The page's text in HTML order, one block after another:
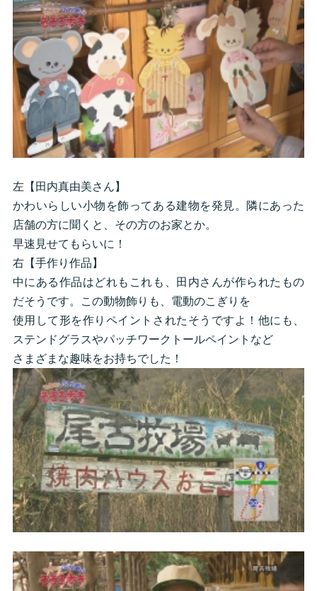
左【田内真由美さん】
かわいらしい小物を飾ってある建物を発見。隣にあった
店舗の方に聞くと、その方のお家とか。
早速見せてもらいに！
右【手作り作品】
中にある作品はどれもこれも、田内さんが作られたもの
だそうです。この動物飾りも、電動のこぎりを
使用して形を作りペイントされたそうですよ！他にも、
ステンドグラスやパッチワークトールペイントなど
さまざまな趣味をお持ちでした！